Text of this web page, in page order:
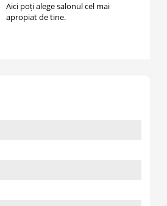
Aici poți alege salonul cel mai
apropiat de tine.